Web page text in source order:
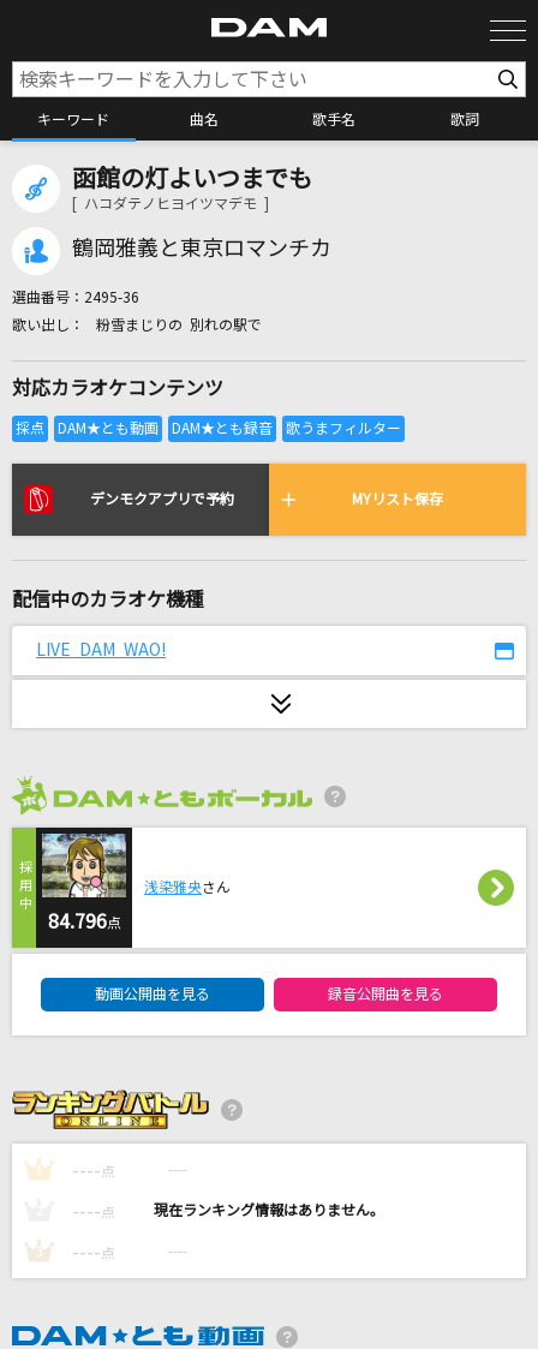
キーワード 曲名 歌手名 歌詞
カラオケ検索
全国りれき
リアルタイムで歌われている曲の一覧
365日の紙飛行機
[生音]マリーゴールド
Galileo Galilei
雨の日曜日
クスシキ
Mrs. GREEN APPLE
3月9日
レミオロメン
[プロオケ]蕾
コブクロ
好きすぎて滅！
函館の灯よいつまでも
[ ハコダテノヒヨイツマデモ ]
鶴岡雅義と東京ロマンチカ
選曲番号： 2495-36
粉雪まじりの 別れの駅で
対応カラオケコンテンツ
デンモクアプリで予約 MYリスト保存
配信中のカラオケ機種
LIVE DAM WAO!
84.796点
浅染雅央さん
動画公開曲を見る 録音公開曲を見る
1 ---- 点 ----
---- 点 ----
3 ---- 点 ----